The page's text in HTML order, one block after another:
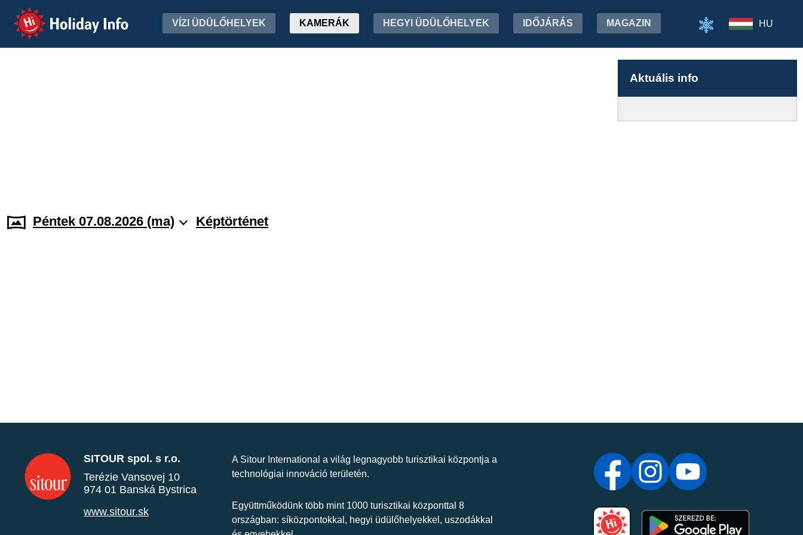
Holiday Info VÍZI ÜDÜLŐHELYEK KAMERÁK HEGYI ÜDÜLŐHELYEK IDŐJÁRÁS MAGAZIN HU
Aktuális info
Péntek 07.08.2026 (ma) Képtörténet
SITOUR spol. s r.o.
Terézie Vansovej 10
974 01 Banská Bystrica
www.sitour.sk
A Sitour International a világ legnagyobb turisztikai központja a
technológiai innováció területén.
Együttműködünk több mint 1000 turisztikai központtal 8
országban: síközpontokkal, hegyi üdülőhelyekkel, uszodákkal